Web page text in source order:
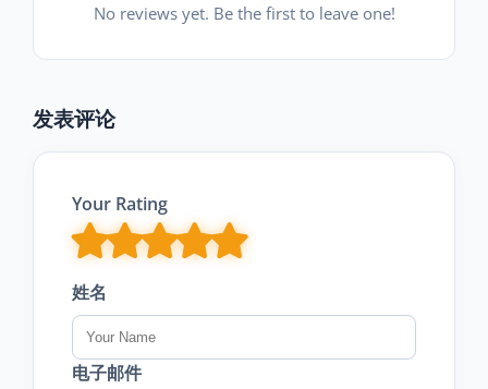
No reviews yet. Be the first to leave one!
发表评论
Your Rating
姓名
电子邮件